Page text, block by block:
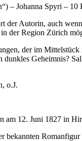
– Johanna Spyri – 10
der Autorin, auch
der Region Zürich
der im
Geheimnis?
o.J.
am 12. Juni 1827 in
bekannten